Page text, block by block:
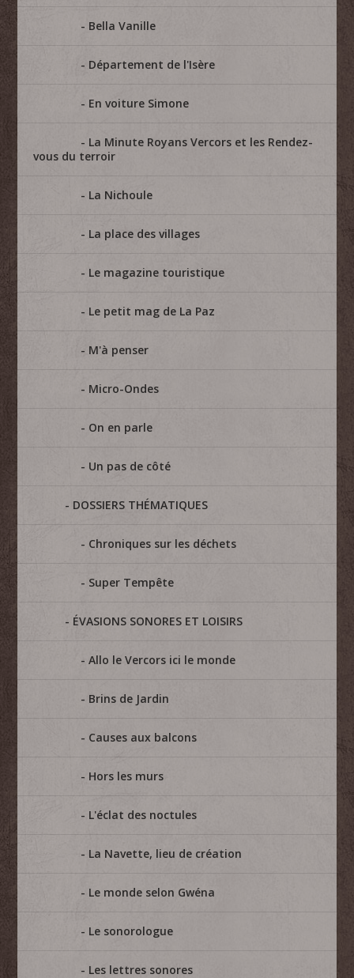
Bella Vanille
Département de l'Isère
En voiture Simone
La Minute Royans Vercors et les Rendez-
vous du terroir
La Nichoule
La place des villages
Le magazine touristique
Le petit mag de La Paz
M'à penser
Micro-Ondes
On en parle
Un pas de côté
DOSSIERS THÉMATIQUES
Chroniques sur les déchets
Super Tempête
ÉVASIONS SONORES ET LOISIRS
Allo le Vercors ici le monde
Brins de Jardin
Causes aux balcons
Hors les murs
L'éclat des noctules
La Navette, lieu de création
Le monde selon Gwéna
Le sonorologue
Les lettres sonores